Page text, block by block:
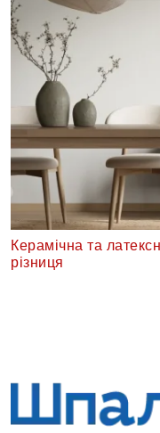
Керамічна та
різниця